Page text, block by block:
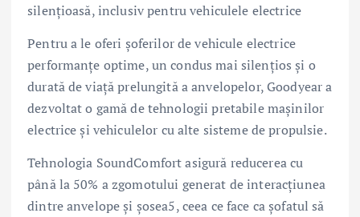
silențioasă, inclusiv pentru vehiculele electrice
Pentru a le oferi șoferilor de vehicule electrice
performanțe optime, un condus mai silențios și o
durată de viață prelungită a anvelopelor, Goodyear a
dezvoltat o gamă de tehnologii pretabile mașinilor
electrice și vehiculelor cu alte sisteme de propulsie.
Tehnologia SoundComfort asigură reducerea cu
până la 50% a zgomotului generat de interacțiunea
dintre anvelope și șosea5, ceea ce face ca șofatul să